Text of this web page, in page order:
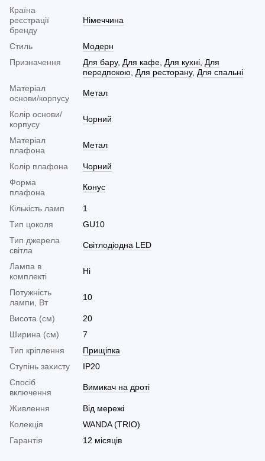
Країна
реєстрації
бренду
Німеччина
Стиль
Модерн
Призначення
Для бару, Для кафе, Для кухні, Для
передпокою, Для ресторану, Для спальні
Матеріал
основи/корпусу
Метал
Колір основи/
корпусу
Чорний
Матеріал
плафона
Метал
Колір плафона
Чорний
Форма
плафона
Конус
Кількість ламп
1
Тип цоколя
GU10
Тип джерела
світла
Світлодіодна LED
Лампа в
комплекті
Ні
Потужність
лампи, Вт
10
Висота (см)
20
Ширина (см)
7
Тип кріплення
Прищіпка
Ступінь захисту
IP20
Спосіб
включення
Вимикач на дроті
Живлення
Від мережі
Колекція
WANDA (TRIO)
Гарантія
12 місяців